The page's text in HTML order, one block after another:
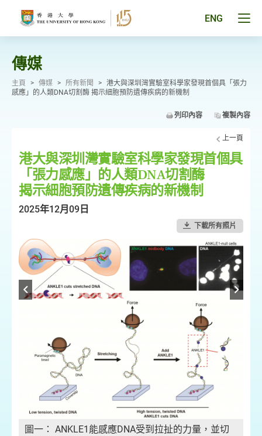
ENG
傳媒
主頁 > 傳媒 > 所有新聞 > 港大與深圳灣實驗室科學家發現首個具「張力
感應」的人類DNA切割酶 揭示細胞預防遺傳疾病的新機制
列印內容 複製內容
上一頁
港大與深圳灣實驗室科學家發現首個具
「張力感應」的人類DNA切割酶
揭示細胞預防遺傳疾病的新機制
2025年12月09日
下載所有照片
圖一： ANKLE1能感應DNA受到拉扯的力量，並切